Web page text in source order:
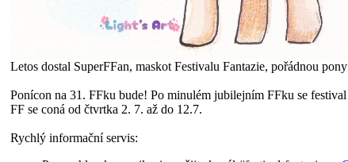
Letos dostal SuperFFan, maskot Festivalu Fantazie, pořádnou
Ponícon na 31. FFku bude! Po minulém jubilejním FFku se
FF se coná od čtvrtka 2. 7. až do 12.7.
Rychlý informační servis: